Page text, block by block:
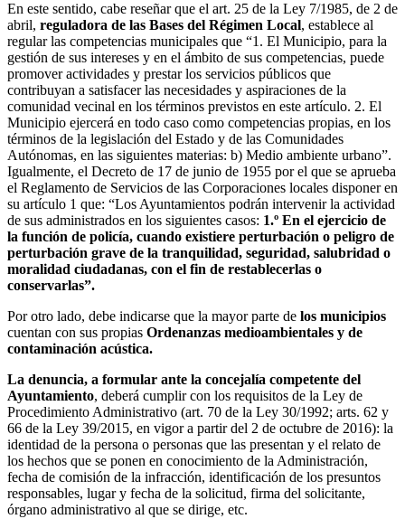
En este sentido, cabe reseñar que el art. 25 de la Ley 7/1985, de 2 de
abril, reguladora de las Bases del Régimen Local, establece al
regular las competencias municipales que “1. El Municipio, para la
gestión de sus intereses y en el ámbito de sus competencias, puede
promover actividades y prestar los servicios públicos que
contribuyan a satisfacer las necesidades y aspiraciones de la
comunidad vecinal en los términos previstos en este artículo. 2. El
Municipio ejercerá en todo caso como competencias propias, en los
términos de la legislación del Estado y de las Comunidades
Autónomas, en las siguientes materias: b) Medio ambiente urbano”.
Igualmente, el Decreto de 17 de junio de 1955 por el que se aprueba
el Reglamento de Servicios de las Corporaciones locales disponer en
su artículo 1 que: “Los Ayuntamientos podrán intervenir la actividad
de sus administrados en los siguientes casos: 1.º En el ejercicio de
la función de policía, cuando existiere perturbación o peligro de
perturbación grave de la tranquilidad, seguridad, salubridad o
moralidad ciudadanas, con el fin de restablecerlas o
conservarlas”.
Por otro lado, debe indicarse que la mayor parte de los municipios
cuentan con sus propias Ordenanzas medioambientales y de
contaminación acústica.
La denuncia, a formular ante la concejalía competente del
Ayuntamiento, deberá cumplir con los requisitos de la Ley de
Procedimiento Administrativo (art. 70 de la Ley 30/1992; arts. 62 y
66 de la Ley 39/2015, en vigor a partir del 2 de octubre de 2016): la
identidad de la persona o personas que las presentan y el relato de
los hechos que se ponen en conocimiento de la Administración,
fecha de comisión de la infracción, identificación de los presuntos
responsables, lugar y fecha de la solicitud, firma del solicitante,
órgano administrativo al que se dirige, etc.